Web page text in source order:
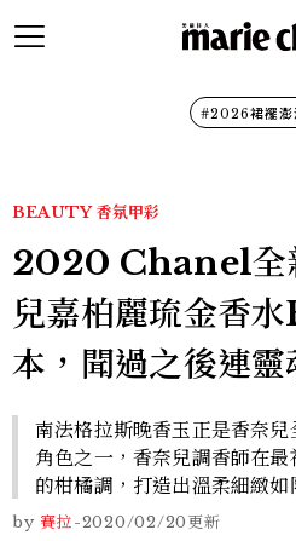
#2026裙襬
BEAUTY 香氛甲彩
2020 Chanel全
兒嘉柏麗琉金香
本，聞過之後連
南法格拉斯晚香玉正是香奈
角色之一，香奈兒調香師在
的柑橘調，打造出溫柔細緻如
by 賽拉-2020/02/20更新